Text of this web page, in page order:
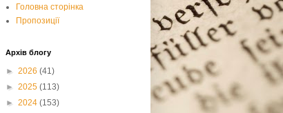
Головна сторінка
Пропозиції
Архів блогу
► 2026 (41)
► 2025 (113)
► 2024 (153)